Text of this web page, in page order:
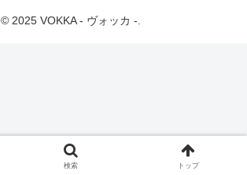
© 2025 VOKKA - ヴォッカ -.
検索 トップ